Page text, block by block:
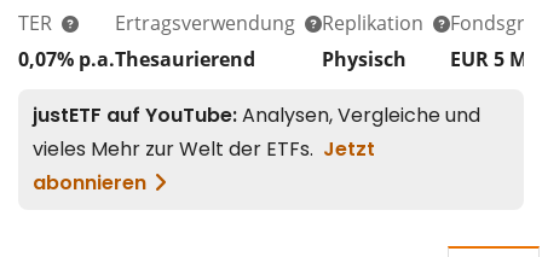
TER
0,07% p.a.
Ertragsverwendung
Thesaurierend
Replikation
Physisch
EUR 5